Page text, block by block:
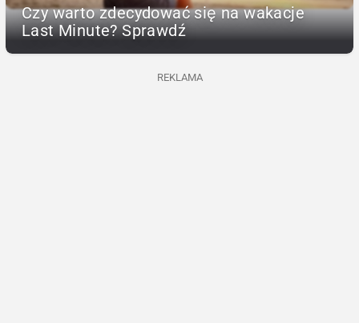
Czy warto zdecydować się na wakacje
Last Minute? Sprawdź
REKLAMA